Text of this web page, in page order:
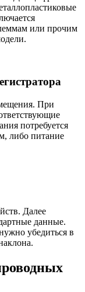
или прочим
При
потребуется
либо питание
Далее
данные.
убедиться в